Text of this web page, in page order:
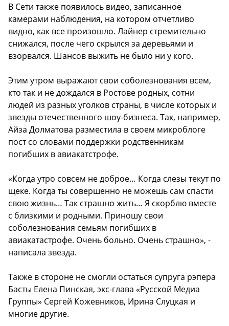
В Сети также появилось видео, записанное
камерами наблюдения, на котором отчетливо
видно, как все произошло. Лайнер стремительно
снижался, после чего скрылся за деревьями и
взорвался. Шансов выжить не было ни у кого.
Этим утром выражают свои соболезнования всем,
кто так и не дождался в Ростове родных, сотни
людей из разных уголков страны, в числе которых и
звезды отечественного шоу-бизнеса. Так, например,
Айза Долматова разместила в своем микроблоге
пост со словами поддержки родственникам
погибших в авиакатстрофе.
«Когда утро совсем не доброе… Когда слезы текут по
щеке. Когда ты совершенно не можешь сам спасти
свою жизнь… Так страшно жить… Я скорблю вместе
с близкими и родными. Приношу свои
соболезнования семьям погибших в
авиакатастрофе. Очень больно. Очень страшно», -
написала звезда.
Также в стороне не смогли остаться супруга рэпера
Басты Елена Пинская, экс-глава «Русской Медиа
Группы» Сергей Кожевников, Ирина Слуцкая и
многие другие.